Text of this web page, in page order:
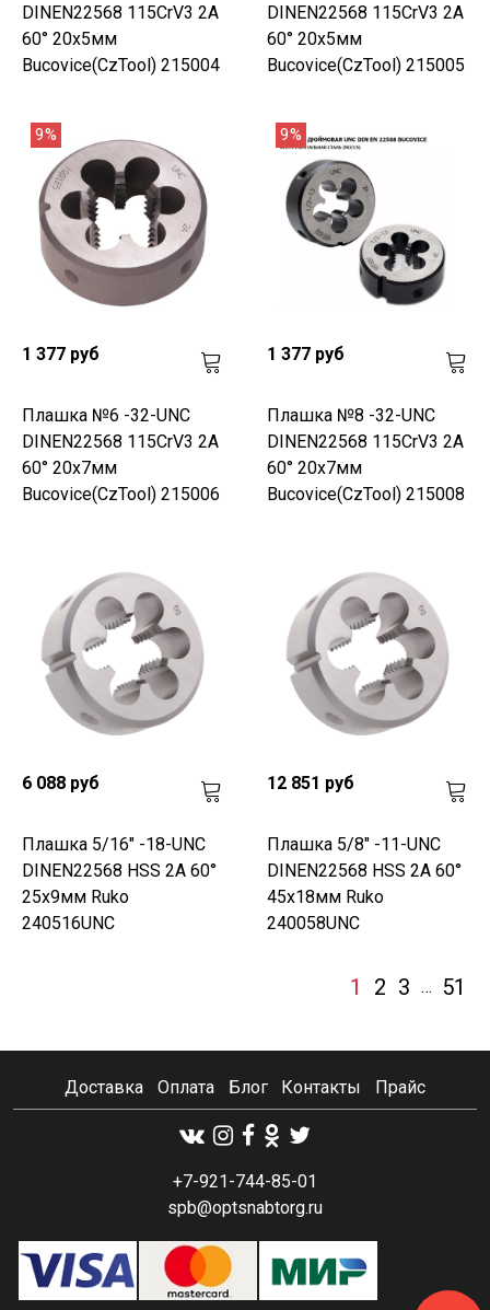
DINEN22568 115CrV3 2A
60° 20x5мм
Bucovice(CzTool) 215004
DINEN22568 115CrV3 2A
60° 20x5мм
Bucovice(CzTool) 215005
9%
1 377 руб
Плашка №6 -32-UNC
DINEN22568 115CrV3 2A
60° 20x7мм
Bucovice(CzTool) 215006
9%
1 377 руб
Плашка №8 -32-UNC
DINEN22568 115CrV3 2A
60° 20x7мм
Bucovice(CzTool) 215008
6 088 руб
Плашка 5/16" -18-UNC
DINEN22568 HSS 2A 60°
25x9мм Ruko
240516UNC
12 851 руб
Плашка 5/8" -11-UNC
DINEN22568 HSS 2A 60°
45x18мм Ruko
240058UNC
1 2 3 … 51
Доставка Оплата Блог Контакты Прайс
+7-921-744-85-01
spb@optsnabtorg.ru